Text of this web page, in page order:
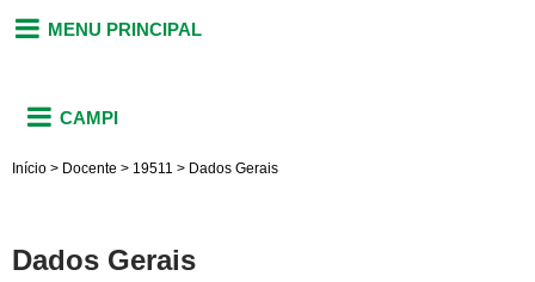
MENU PRINCIPAL
CAMPI
Início > Docente > 19511 > Dados Gerais
Dados Gerais